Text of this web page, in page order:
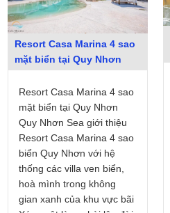
Resort Casa Marina 4 sao
mặt biển tại Quy Nhơn
Resort Casa Marina 4 sao
mặt biển tại Quy Nhơn
Quy Nhơn Sea giới thiệu
Resort Casa Marina 4 sao
biển Quy Nhơn với hệ
thống các villa ven biển,
hoà mình trong không
gian xanh của khu vực bãi